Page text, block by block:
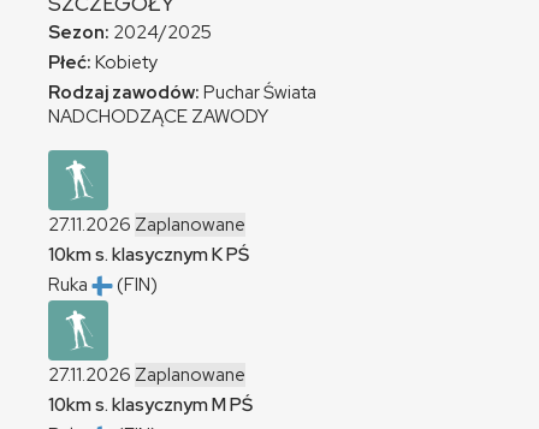
Sezon: 2024/2025
Płeć: Kobiety
Rodzaj zawodów: Puchar Świata
NADCHODZĄCE ZAWODY
27.11.2026 Zaplanowane
10km s. klasycznymKPŚ
Ruka
(FIN)
27.11.2026 Zaplanowane
10km s. klasycznymMPŚ